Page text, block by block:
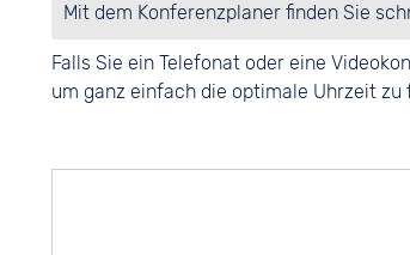
Mit dem Konferenzplaner finden Sie
Falls Sie ein Telefonat oder eine
um ganz einfach die optimale Uhrzeit zu